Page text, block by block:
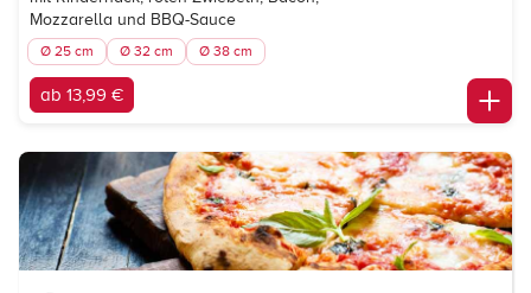
Mozzarella und BBQ-Sauce
Ø 25 cm Ø 32 cm Ø 38 cm
ab 13,99 €